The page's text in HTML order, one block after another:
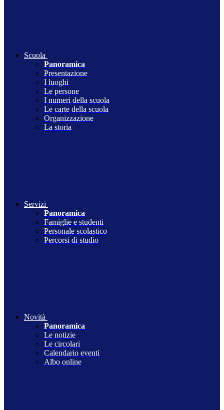
Scuola
Panoramica
Presentazione
I luoghi
Le persone
I numeri della scuola
Le carte della scuola
Organizzazione
La storia
Servizi
Panoramica
Famiglie e studenti
Personale scolastico
Percorsi di studio
Novità
Panoramica
Le notizie
Le circolari
Calendario eventi
Albo online